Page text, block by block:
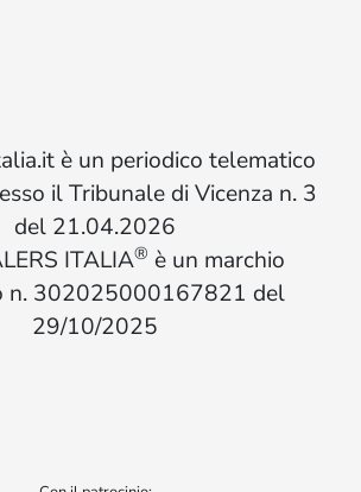
è un periodico telematico
il Tribunale di Vicenza n. 3
del 21.04.2026
ITALIA® è un marchio
n. 302025000167821 del
29/10/2025